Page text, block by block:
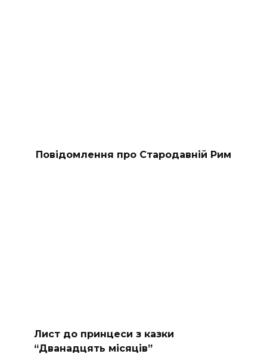
Повідомлення про Стародавній Рим
Лист до принцеси з казки
“Дванадцять місяців”